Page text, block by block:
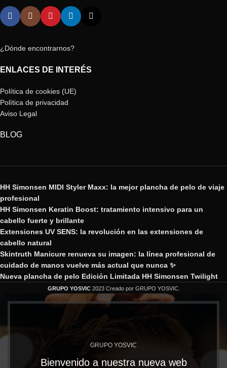
¿Dónde encontrarnos?
ENLACES DE INTERÉS
Política de cookies (UE)
Política de privacidad
Aviso Legal
BLOG
HH Simonsen MIDI Styler Maxx: la mejor plancha de pelo de viaje
profesional
HH Simonsen Keratin Boost: tratamiento intensivo para un
cabello fuerte y brillante
Extensiones UV SENS: la revolución en las extensiones de
cabello natural
Skintruth Manicure renueva su imagen: la línea profesional de
cuidado de manos vuelve más actual que nunca ✨
Nueva plancha de pelo Edición Limitada HH Simonsen Twilight
GRUPO YOSVIC 2023 Creado por GRUPO YOSVIC.
GRUPO YOSVIC
Bienvenido a nuestra nueva web